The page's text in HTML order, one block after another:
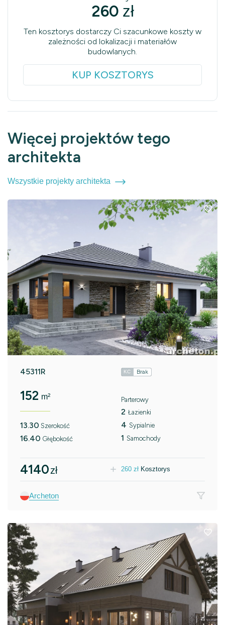
260 zł
Ten kosztorys dostarczy Ci szacunkowe koszty w
zależności od lokalizacji i materiałów
budowlanych.
KUP KOSZTORYS
Więcej projektów tego
architekta
Wszystkie projekty architekta
45311R KC Brak
152 m²
13.30 Szerokość
16.40 Głębokość
Parterowy
2 Łazienki
4 Sypialnie
1 Samochody
4140zł 260 zł Kosztorys
Archeton